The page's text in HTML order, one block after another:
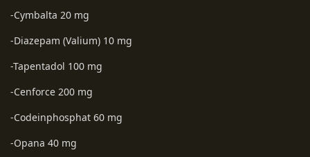
-Cymbalta 20 mg
-Diazepam (Valium) 10 mg
-Tapentadol 100 mg
-Cenforce 200 mg
-Codeinphosphat 60 mg
-Opana 40 mg